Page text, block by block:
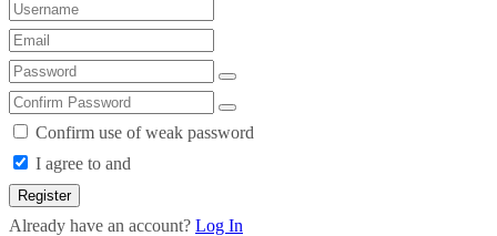
Confirm use of weak password
I agree to and
Register
Already have an account? Log In